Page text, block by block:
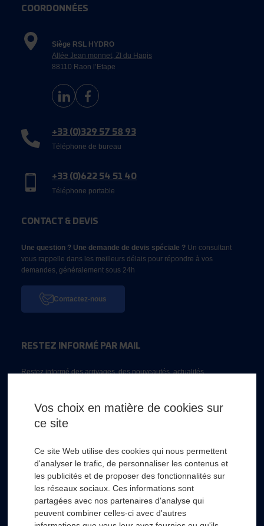
COORDONNÉES
Siège RSL HYDRO
Allée Jean monnet, ZI du Hagis
88110 Raon l’Etape
+33 (0)329 57 58 93
Téléphone de bureau
+33 (0)622 54 51 40
Téléphone portable
CONTACT & DEVIS
Une question ? Une demande de devis spéciale ? Un consultant
vous rappelle dans les meilleurs délais pour répondre à vos
demandes, généralement sous 24h
Contactez-nous
RESTEZ INFORMÉ PAR MAIL
Restez informé des arrivages, des nouveautés, actualités...
RSL HYDRO +
Vos choix en matière de cookies sur
ce site
Ce site Web utilise des cookies qui nous permettent
d'analyser le trafic, de personnaliser les contenus et
les publicités et de proposer des fonctionnalités sur
les réseaux sociaux. Ces informations sont
partagées avec nos partenaires d'analyse qui
peuvent combiner celles-ci avec d'autres